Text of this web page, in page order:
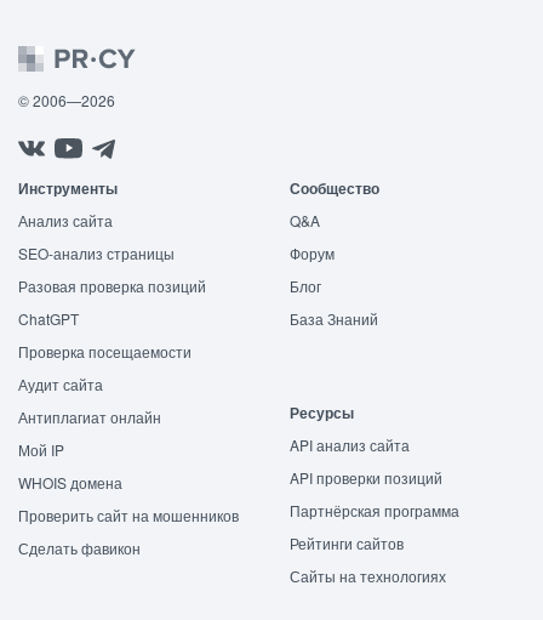
© 2006—2026
Инструменты
Анализ сайта
SEO-анализ страницы
Разовая проверка позиций
ChatGPT
Проверка посещаемости
Аудит сайта
Антиплагиат онлайн
Мой IP
WHOIS домена
Проверить сайт на мошенников
Сделать фавикон
Сообщество
Q&A
Форум
Блог
База Знаний
Ресурсы
API анализ сайта
API проверки позиций
Партнёрская программа
Рейтинги сайтов
Сайты на технологиях